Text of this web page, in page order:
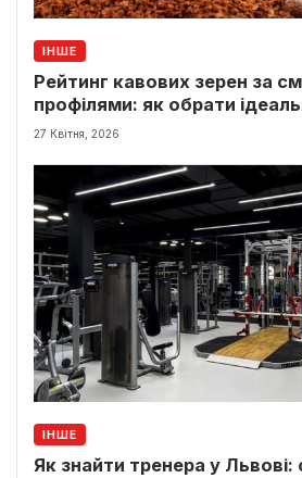
ІНШЕ
Рейтинг кавових зерен за
профілями: як обрати
27 Квітня, 2026
ІНШЕ
Як знайти тренера у Львові: